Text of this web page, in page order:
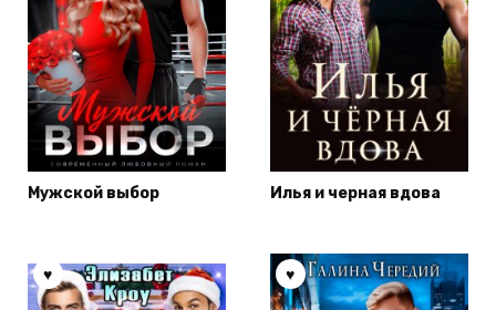
Мужской выбор Илья и черная вдова